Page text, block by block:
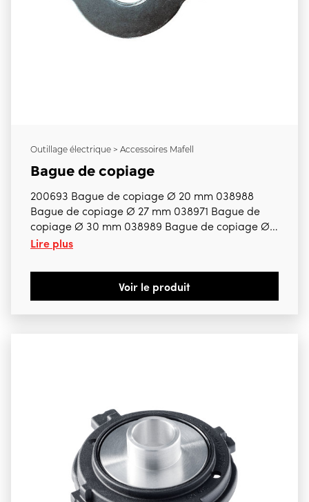
Outillage électrique > Accessoires Mafell
Bague de copiage
200693 Bague de copiage Ø 20 mm 038988
Bague de copiage Ø 27 mm 038971 Bague de
copiage Ø 30 mm 038989 Bague de copiage Ø
40 mm Attention de bien préciser la référence
Lire plus
Voir le produit